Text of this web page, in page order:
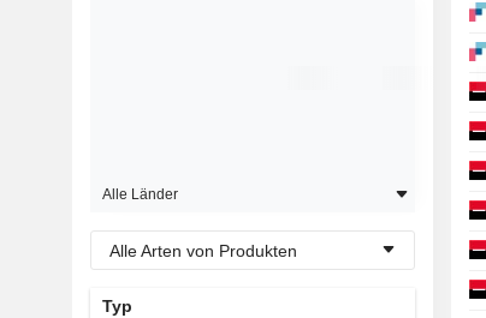
Alle Länder
Alle Arten von Produkten
Typ